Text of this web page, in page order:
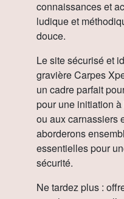
connaissances et
ludique et
douce.
Le site sécurisé et
gravière Carpes
un cadre parfait
pour une initiation
ou aux carnassiers
aborderons
essentielles pour
sécurité.
Ne tardez plus :